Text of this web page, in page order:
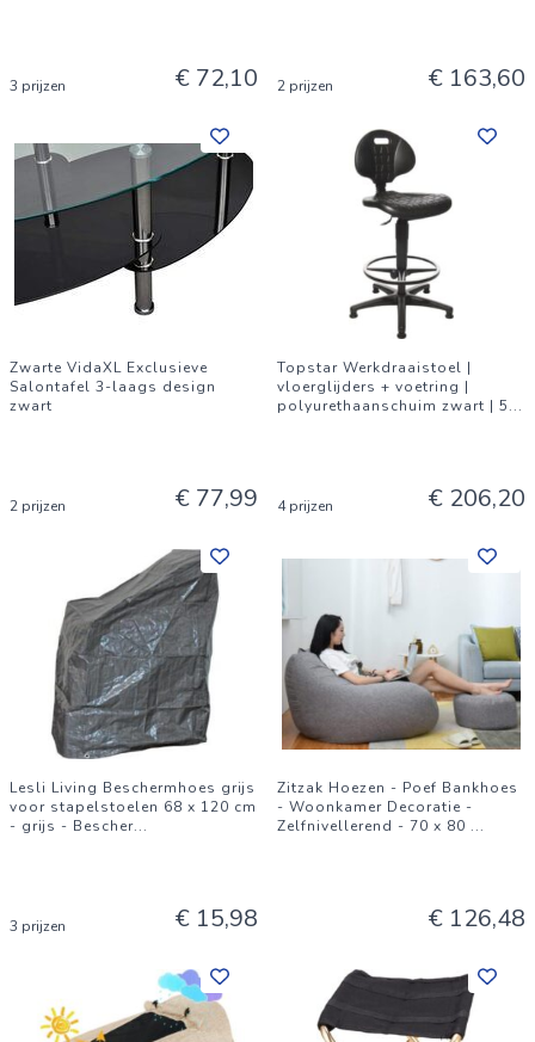
3 prijzen € 72,10 2 prijzen € 163,60
Zwarte VidaXL Exclusieve
Salontafel 3-laags design
zwart
2 prijzen € 77,99
Topstar Werkdraaistoel |
vloerglijders + voetring |
polyurethaanschuim zwart | 5...
4 prijzen € 206,20
Lesli Living Beschermhoes grijs
voor stapelstoelen 68 x 120 cm
- grijs - Bescher...
3 prijzen € 15,98
Zitzak Hoezen - Poef Bankhoes
- Woonkamer Decoratie -
Zelfnivellerend - 70 x 80 ...
€ 126,48